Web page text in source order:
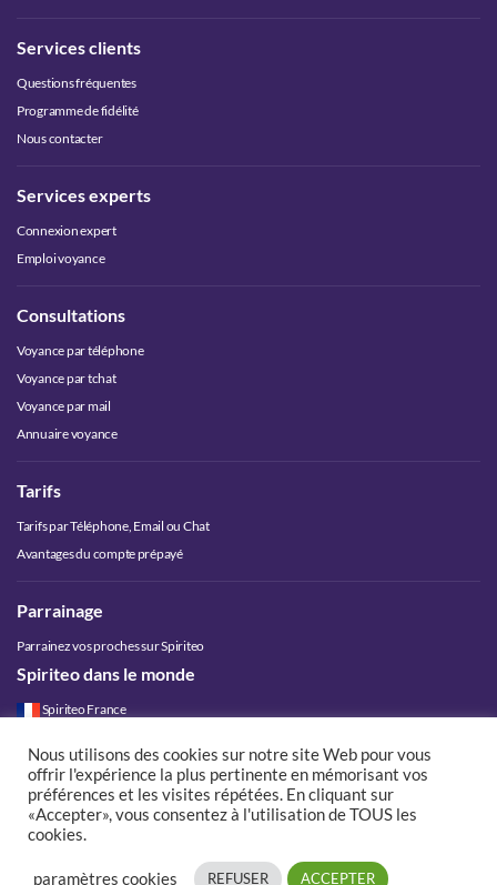
Services clients
Questions fréquentes
Programme de fidélité
Nous contacter
Services experts
Connexion expert
Emploi voyance
Consultations
Voyance par téléphone
Voyance par tchat
Voyance par mail
Annuaire voyance
Tarifs
Tarifs par Téléphone, Email ou Chat
Avantages du compte prépayé
Parrainage
Parrainez vos proches sur Spiriteo
Spiriteo dans le monde
Spiriteo France
Spiriteo Luxembourg
Spiriteo Suisse
Spiriteo Canada
Nous utilisons des cookies sur notre site Web pour vous
offrir l'expérience la plus pertinente en mémorisant vos
préférences et les visites répétées. En cliquant sur
«Accepter», vous consentez à l'utilisation de TOUS les
cookies.
paramètres cookies REFUSER ACCEPTER